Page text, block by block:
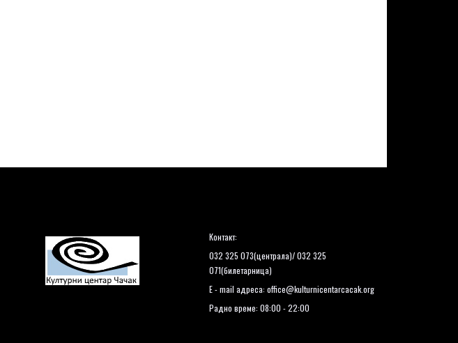
Контакт:
032 325 073(централа)/ 032 325
071(билетарница)
E - mail адреса: office@kulturnicentarcacak.org
Радно време: 08:00 - 22:00